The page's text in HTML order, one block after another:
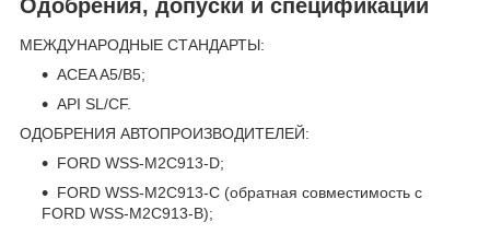
Одобрения, допуски и спецификации
МЕЖДУНАРОДНЫЕ СТАНДАРТЫ:
ACEA A5/B5;
API SL/CF.
ОДОБРЕНИЯ АВТОПРОИЗВОДИТЕЛЕЙ:
FORD WSS-M2C913-D;
FORD WSS-M2C913-C (обратная совместимость с
FORD WSS-M2C913-B);